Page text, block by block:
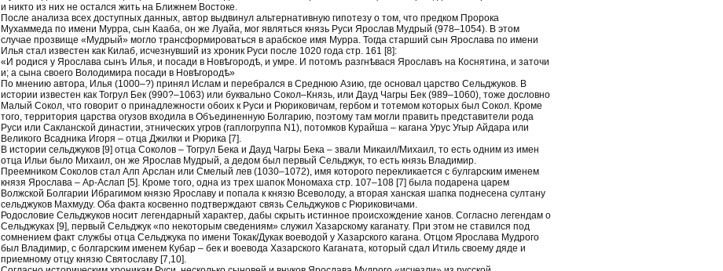
и никто из них не остался жить на Ближнем Востоке.
После анализа всех доступных данных, автор выдвинул альтернативную гипотезу о том, что предком Пророка
Мухаммеда по имени Мурра, сын Кааба, он же Луайа, мог являться князь Руси Ярослав Мудрый (978–1054). В этом
случае прозвище «Мудрый» могло трансформироваться в арабское имя Мурра. Тогда старший сын Ярослава по имени
Илья стал известен как Килаб, исчезнувший из хроник Руси после 1020 года стр. 161 [8]:
«И родися у Ярослава сынъ Илья, и посади в Новѣгородѣ, и умре. И потомъ разгнѣвася Ярославъ на Коснятина, и заточи
и; а сына своего Володимира посади в Новѣгородѣ»
По мнению автора, Илья (1000–?) принял Ислам и перебрался в Среднюю Азию, где основал царство Сельджуков. В
истории известен как Тогрул Бек (990?–1063) или буквально Сокол–Князь, или Дауд Чагры Бек (989–1060), тоже дословно
Малый Сокол, что говорит о принадлежности обоих к Руси и Рюриковичам, гербом и тотемом которых был Сокол. Кроме
того, территория царства огузов входила в Объединенную Болгарию, поэтому там могли править представители рода
Руси или Сакланской династии, этнических угров (гаплогруппа N1), потомков Курайша – кагана Урус Угыр Айдара или
Великого Всадника Игоря – отца Джилки и Рюрика [7].
В истории сельджуков [9] отца Соколов – Тогрул Бека и Дауд Чагры Бека – звали Микаил/Михаил, то есть одним из имен
отца Ильи было Михаил, он же Ярослав Мудрый, а дедом был первый Сельджук, то есть князь Владимир.
Преемником Соколов стал Алп Арслан или Смелый лев (1030–1072), имя которого перекликается с булгарским именем
князя Ярослава – Ар-Аслап [5]. Кроме того, одна из трех шапок Мономаха стр. 107–108 [7] была подарена царем
Волжской Болгарии Ибрагимом князю Ярославу и попала к князю Всеволоду, а вторая ханская шапка поднесена султану
сельджуков Махмуду. Оба факта косвенно подтверждают связь Сельджуков с Рюриковичами.
Родословие Сельджуков носит легендарный характер, дабы скрыть истинное происхождение ханов. Согласно легендам о
Сельджуках [9], первый Сельджук «по некоторым сведениям» служил Хазарскому каганату. При этом не ставился под
сомнением факт службы отца Сельджука по имени Токак/Дукак воеводой у Хазарского кагана. Отцом Ярослава Мудрого
был Владимир, с болгарским именем Кубар – бек и воевода Хазарского Каганата, который сдал Итиль своему дяде и
приемному отцу князю Святославу [7,10].